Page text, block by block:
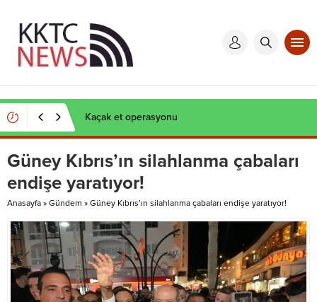
Kaçak et operasyonu
Güney Kıbrıs’ın silahlanma çabaları
endişe yaratıyor!
Anasayfa » Gündem » Güney Kıbrıs’ın silahlanma çabaları endişe yaratıyor!